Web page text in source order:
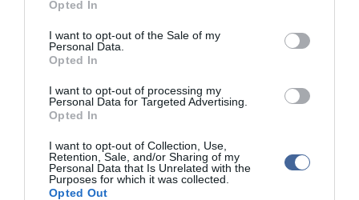
use your data for below specified purposes in below Google
consent section.
Opted In
I want to opt-out of the Sale of my
Personal Data.
Opted In
I want to opt-out of processing my
Personal Data for Targeted Advertising.
Opted In
I want to opt-out of Collection, Use,
Retention, Sale, and/or Sharing of my
Personal Data that Is Unrelated with the
Purposes for which it was collected.
Opted Out
Kapcsolódó írások:
Orbán: a köztársasági elnök személye sérthetetlen
Agrárügyekről egyeztetett Orbán
Antidemokrácia: aggódik az EP a "diktatúránk" miatt
Orbán: talpra állásban a magyarok a legjobbak Európa nemzetei